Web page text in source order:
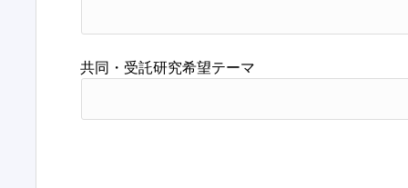
共同・受託研究希望テーマ